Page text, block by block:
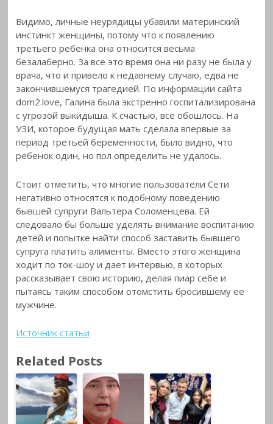
Видимо, личные неурядицы убавили материнский
инстинкт женщины, потому что к появлению
третьего ребенка она относится весьма
безалаберно. За все это время она ни разу не была у
врача, что и привело к недавнему случаю, едва не
закончившемуся трагедией. По информации сайта
dom2.love, Галина была экстренно госпитализирована
с угрозой выкидыша. К счастью, все обошлось. На
УЗИ, которое будущая мать сделала впервые за
период третьей беременности, было видно, что
ребенок один, но пол определить не удалось.
Стоит отметить, что многие пользователи Сети
негативно относятся к подобному поведению
бывшей супруги Вальтера Соломенцева. Ей
следовало бы больше уделять внимание воспитанию
детей и попытке найти способ заставить бывшего
супруга платить алименты. Вместо этого женщина
ходит по ток-шоу и дает интервью, в которых
рассказывает свою историю, делая пиар себе и
пытаясь таким способом отомстить бросившему ее
мужчине.
Источник статьи
Related Posts